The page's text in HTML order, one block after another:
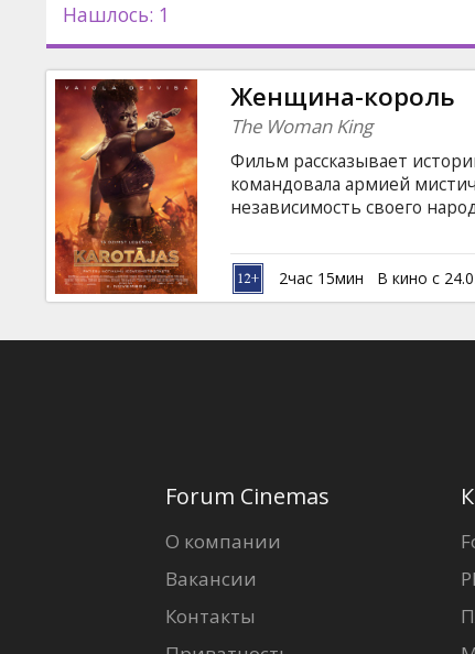
Новости
Подарки
Кинозакуски
B2B
Клуб
Нашлось: 1
Женщина-король
The Woman King
Фильм рассказывает
командовала армией
независимость своего
2час 15мин В кино с
Forum Cinemas
О компании
Вакансии
Контакты